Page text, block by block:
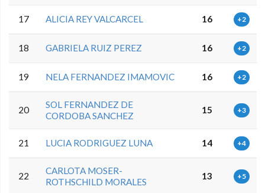
17 ALICIA REY VALCARCEL 16 +2
18 GABRIELA RUIZ PEREZ 16 +2
19 NELA FERNANDEZ IMAMOVIC 16 +2
20
SOL FERNANDEZ DE
CORDOBA SANCHEZ
15 +3
21 LUCIA RODRIGUEZ LUNA 14 +4
22
CARLOTA MOSER-
ROTHSCHILD MORALES
13 +5